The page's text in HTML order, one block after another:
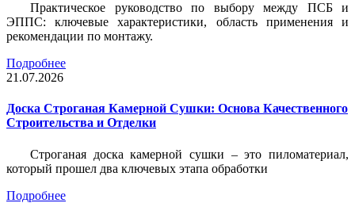
Практическое руководство по выбору между ПСБ и
ЭППС: ключевые характеристики, область применения и
рекомендации по монтажу.
Подробнее
21.07.2026
Доска Строганая Камерной Сушки: Основа Качественного
Строительства и Отделки
Строганая доска камерной сушки – это пиломатериал,
который прошел два ключевых этапа обработки
Подробнее